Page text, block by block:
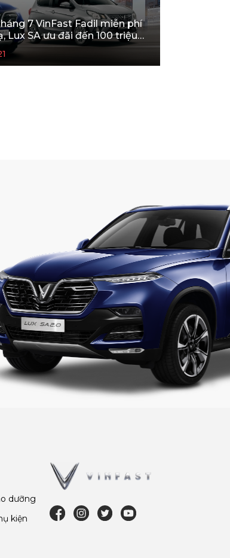
7 VinFast Fadil miễn phí
Lux SA ưu đãi đến 100 triệu
cây số - Triệu niềm vui
dưỡng
kiện